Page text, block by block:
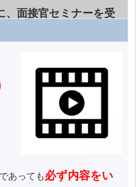
、面接官セミナーを受
あっても 必ず内容をい